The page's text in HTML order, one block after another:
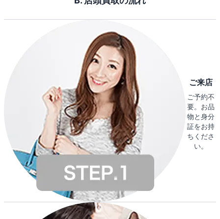
ご来店
ご予約不
要。お品
物と身分
証をお持
ちくださ
い。